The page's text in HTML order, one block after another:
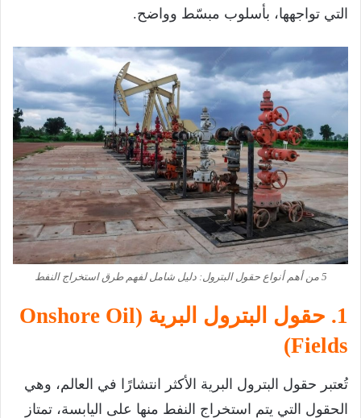
التي تواجهها، بأسلوب مبسّط وواضح.
5 من أهم أنواع حقول البترول: دليل شامل لفهم طرق استخراج النفط
1. حقول البترول البرية (Onshore Oil
Fields)
تُعتبر حقول البترول البرية الأكثر انتشارًا في العالم، وهي
الحقول التي يتم استخراج النفط منها على اليابسة، تمتاز